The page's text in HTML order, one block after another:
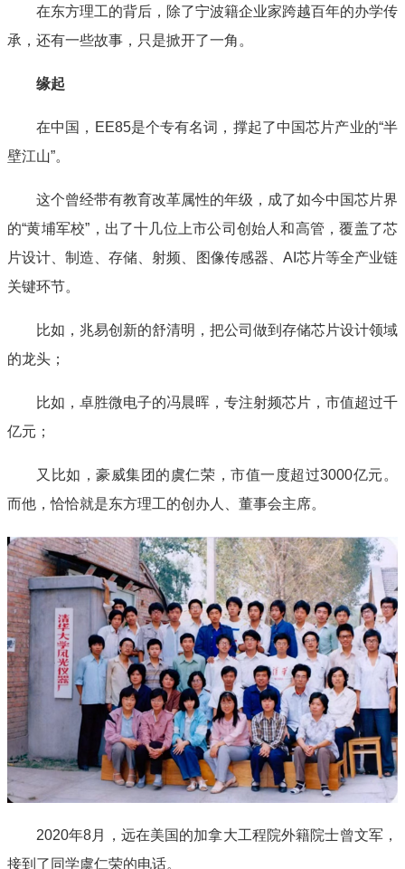
在东方理工的背后，除了宁波籍企业家跨越百年的办学传
承，还有一些故事，只是掀开了一角。
缘起
在中国，EE85是个专有名词，撑起了中国芯片产业的“半
壁江山”。
这个曾经带有教育改革属性的年级，成了如今中国芯片界
的“黄埔军校”，出了十几位上市公司创始人和高管，覆盖了芯
片设计、制造、存储、射频、图像传感器、AI芯片等全产业链
关键环节。
比如，兆易创新的舒清明，把公司做到存储芯片设计领域
的龙头；
比如，卓胜微电子的冯晨晖，专注射频芯片，市值超过千
亿元；
又比如，豪威集团的虞仁荣，市值一度超过3000亿元。
而他，恰恰就是东方理工的创办人、董事会主席。
2020年8月，远在美国的加拿大工程院外籍院士曾文军，
接到了同学虞仁荣的电话。